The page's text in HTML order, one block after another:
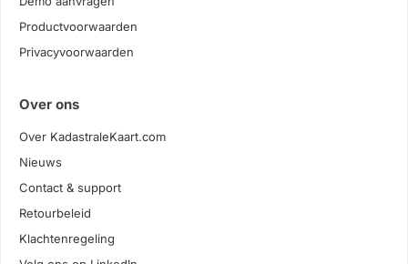
Productvoorwaarden
Privacyvoorwaarden
Over ons
Over KadastraleKaart.com
Nieuws
Contact & support
Retourbeleid
Klachtenregeling